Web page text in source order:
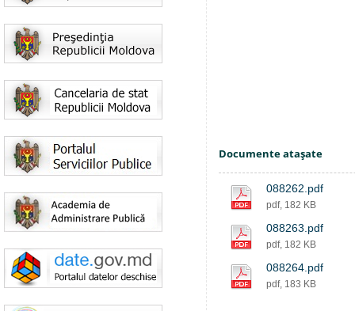
Documente ataşate
088262.pdf
pdf, 182 KB
088263.pdf
pdf, 182 KB
088264.pdf
pdf, 183 KB